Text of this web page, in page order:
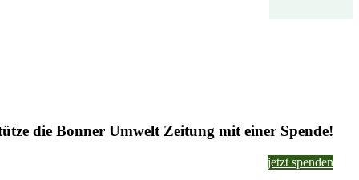
die Bonner Umwelt Zeitung mit einer Spende!
jetzt spenden